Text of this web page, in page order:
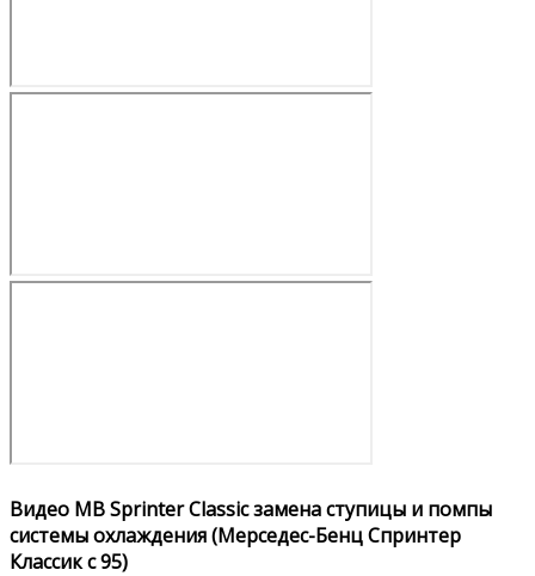
Видео MB Sprinter Classic замена ступицы и помпы
системы охлаждения (Мерседес-Бенц Спринтер
Классик с 95)